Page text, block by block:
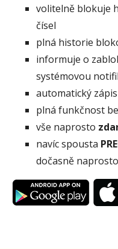
volitelně blokuje
čísel
plná historie
informuje o
systémovou
automatický
plná funkčnost
vše naprosto
navíc spousta
dočasně naprosto